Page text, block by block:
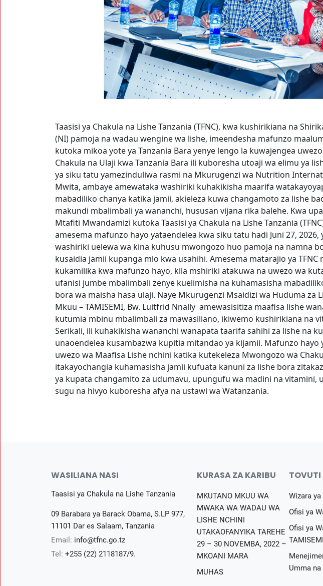
Taasisi ya Chakula na Lishe Tanzania (TFNC), kwa kushirikiana na
(NI) pamoja na wadau wengine wa lishe, imeendesha mafunzo
kutoka mikoa yote ya Tanzania Bara yenye lengo la kuwajengea
Chakula na Ulaji kwa Tanzania Bara ili kuboresha utoaji wa elimu ya
ya siku tatu yamezinduliwa rasmi na Mkurugenzi wa Nutrition
Mwita, ambaye amewataka washiriki kuhakikisha maarifa
mabadiliko chanya katika jamii, akieleza kuwa changamoto za lishe
makundi mbalimbali ya wananchi, hususan vijana rika balehe. Kwa
Mtafiti Mwandamizi kutoka Taasisi ya Chakula na Lishe Tanzania
amesema mafunzo hayo yataendelea kwa siku tatu hadi Juni 27,
washiriki uelewa wa kina kuhusu mwongozo huo pamoja na namna
kusaidia jamii kupanga mlo kwa usahihi. Amesema matarajio ya TFNC
kukamilika kwa mafunzo hayo, kila mshiriki atakuwa na uwezo wa
ufanisi jumbe mbalimbali zenye kuelimisha na kuhamasisha
bora wa maisha hasa ulaji. Naye Mkurugenzi Msaidizi wa Huduma za
Mkuu – TAMISEMI, Bw. Luitfrid Nnally amewasisitiza maafisa lishe
kutumia mbinu mbalimbali za mawasiliano, ikiwemo kushirikiana na
Serikali, ili kuhakikisha wananchi wanapata taarifa sahihi za lishe na
unaoendelea kusambazwa kupitia mitandao ya kijamii. Mafunzo
uwezo wa Maafisa Lishe nchini katika kutekeleza Mwongozo wa
itakayochangia kuhamasisha jamii kufuata kanuni za lishe bora
ya kupata changamito za udumavu, upungufu wa madini na vitamini,
sugu na hivyo kuboresha afya na ustawi wa Watanzania.
WASILIANA NASI
Taasisi ya Chakula na Lishe Tanzania
09 Barabara ya Barack Obama, S.LP 977,
11101 Dar es Salaam, Tanzania
Email: info@tfnc.go.tz
Tel: +255 (22) 2118187/9.
KURASA ZA KARIBU
MKUTANO MKUU WA
MWAKA WA WADAU WA
LISHE NCHINI
UTAKAOFANYIKA TAREHE
29 – 30 NOVEMBA, 2022 –
MKOANI MARA
MUHAS
TOVUTI
Wizara
Ofisi ya
Ofisi ya
TAMISEMI
Umma